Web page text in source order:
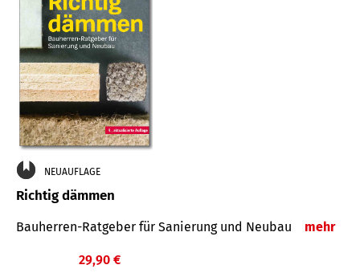
NEUAUFLAGE
Richtig dämmen
Bauherren-Ratgeber für Sanierung und Neubau mehr
29,90 €